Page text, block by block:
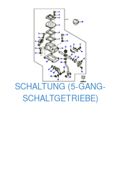
SCHALTUNG (5-GANG-
SCHALTGETRIEBE)